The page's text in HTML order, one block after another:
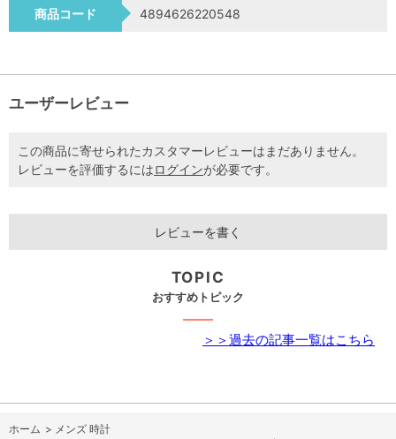
商品コード 4894626220548
ユーザーレビュー
この商品に寄せられたカスタマーレビューはまだありません。
レビューを評価するにはログインが必要です。
レビューを書く
TOPIC
おすすめトピック
＞＞過去の記事一覧はこちら
ホーム > メンズ 時計